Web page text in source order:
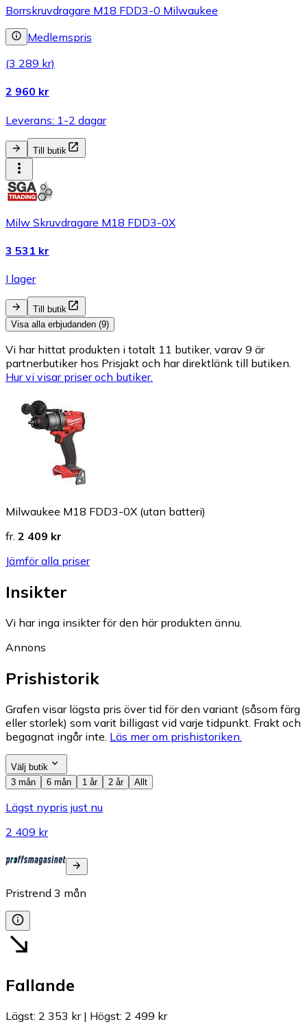
Borrskruvdragare M18 FDD3-0 Milwaukee
Medlemspris
(3 289 kr)
2 960 kr
Leverans: 1-2 dagar
Till butik
Milw Skruvdragare M18 FDD3-0X
3 531 kr
I lager
Till butik
Visa alla erbjudanden (9)
Vi har hittat produkten i totalt 11 butiker, varav 9 är
partnerbutiker hos Prisjakt och har direktlänk till butiken.
Hur vi visar priser och butiker.
Milwaukee M18 FDD3-0X (utan batteri)
fr. 2 409 kr
Jämför alla priser
Insikter
Vi har inga insikter för den här produkten ännu.
Annons
Prishistorik
Grafen visar lägsta pris över tid för den variant (såsom färg
eller storlek) som varit billigast vid varje tidpunkt. Frakt och
begagnat ingår inte. Läs mer om prishistoriken.
Välj butik
3 mån
6 mån 1 år 2 år Allt
Lägst nypris just nu
2 409 kr
Pristrend 3 mån
Fallande
Lägst: 2 353 kr| Högst: 2 499 kr